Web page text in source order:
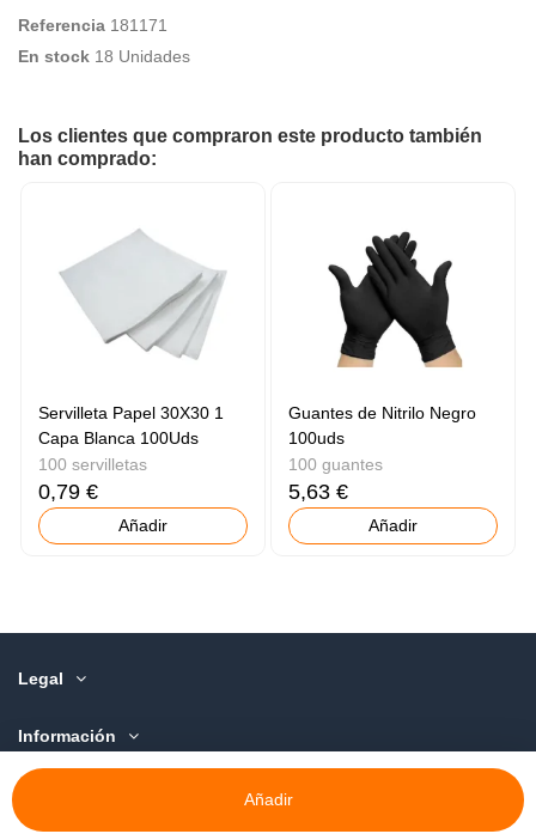
Añadir
Referencia 181171
En stock 18 Unidades
Los clientes que compraron este producto también
han comprado:
Servilleta Papel 30X30 1
Capa Blanca 100Uds
100 servilletas
0,79 €
Añadir
Guantes de Nitrilo Negro
100uds
100 guantes
5,63 €
Añadir
Legal
Información